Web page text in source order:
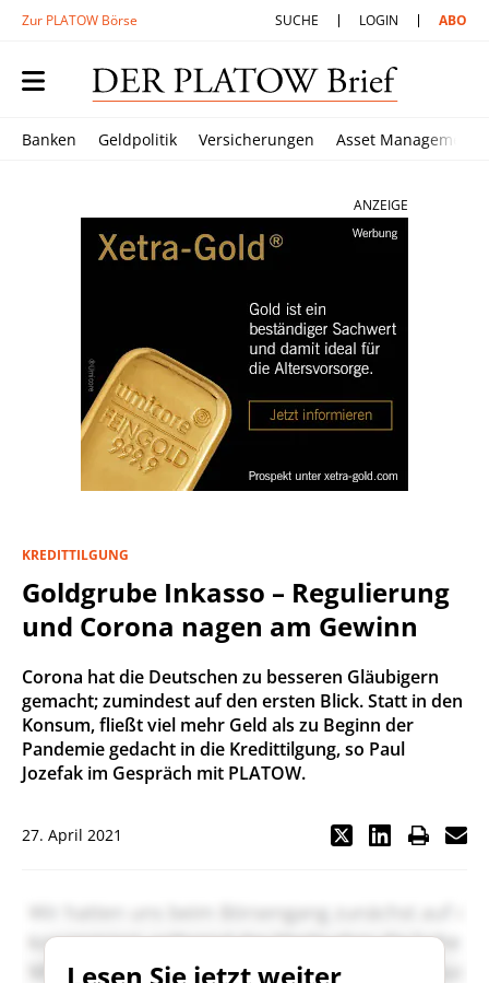
Zur PLATOW Börse SUCHE LOGIN ABO
Banken Geldpolitik Versicherungen Asset Management
ANZEIGE
KREDITTILGUNG
Goldgrube Inkasso – Regulierung
und Corona nagen am Gewinn
Corona hat die Deutschen zu besseren Gläubigern
gemacht; zumindest auf den ersten Blick. Statt in den
Konsum, fließt viel mehr Geld als zu Beginn der
Pandemie gedacht in die Kredittilgung, so Paul
Jozefak im Gespräch mit PLATOW.
27. April 2021